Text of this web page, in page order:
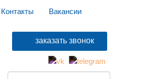
Контакты Вакансии